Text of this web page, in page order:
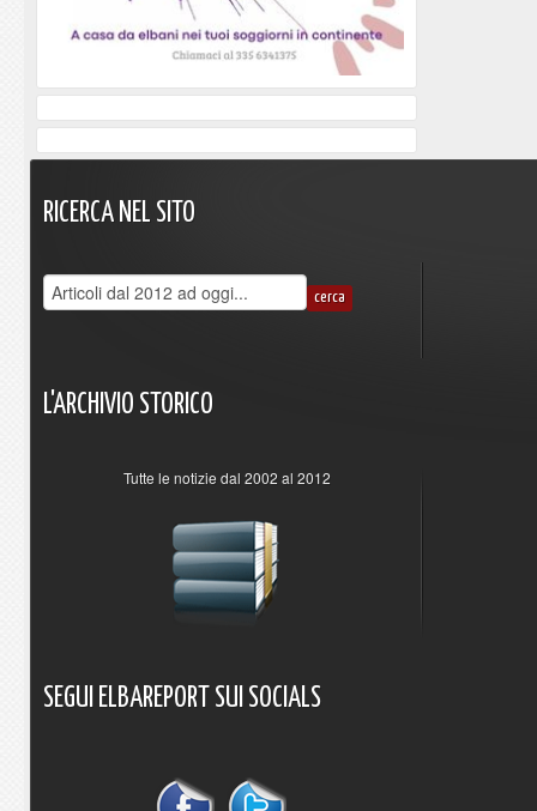
RICERCA NEL SITO
L'ARCHIVIO STORICO
Tutte le notizie dal 2002 al 2012
SEGUI ELBAREPORT SUI SOCIALS